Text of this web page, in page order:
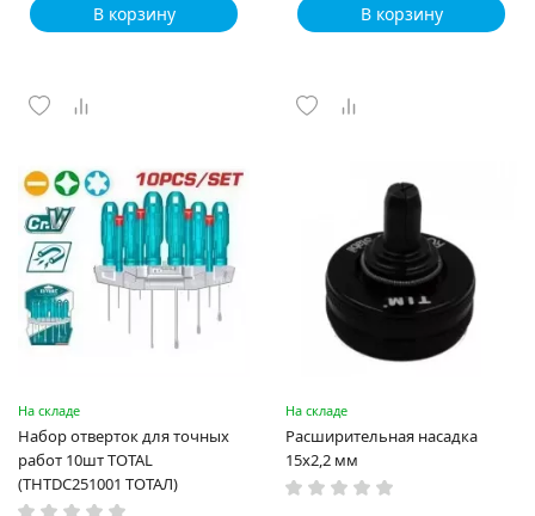
В корзину В корзину
На складе
Набор отверток для точных
работ 10шт TOTAL
(THTDC251001 ТОТАЛ)
На складе
Расширительная насадка
15х2,2 мм